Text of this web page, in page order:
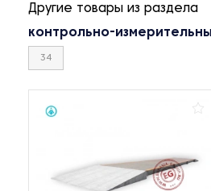
Другие товары из раздела
контрольно-
34